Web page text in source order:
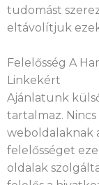
tudomást
eltávolítjuk
Felelősség A
Linkekért
Ajánlatunk
tartalmaz.
weboldalaknak
felelősséget
oldalak